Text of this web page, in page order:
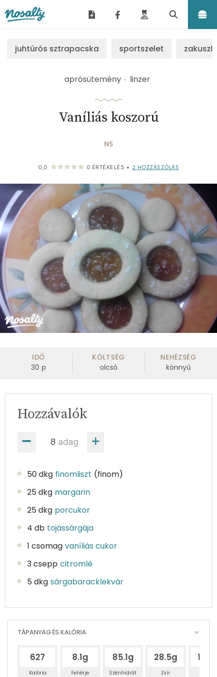
juhtúrós sztrapacska sportszelet
aprósütemény linzer
Vaníliás koszorú
NS
0,0 0 ÉRTÉKELÉS • 2 HOZZÁSZÓLÁS
IDŐ
30 p
KÖLTSÉG
olcsó
NEHÉZSÉG
könnyű
adag
Hozzávalók
50 dkg finomliszt (finom)
25 dkg margarin
25 dkg porcukor
4 db tojássárgája
1 csomag vaníliás cukor
3 csepp citromlé
5 dkg sárgabaracklekvár
TÁPANYAG ÉS KALÓRIA
627
Kalória
8.1g
Fehérje
85.1g
Szénhidrát
28.5g
Zsír